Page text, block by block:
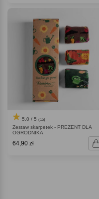
5.0 / 5 (15)
Zestaw skarpetek - PREZENT DLA
OGRODNIKA
64,90 zł